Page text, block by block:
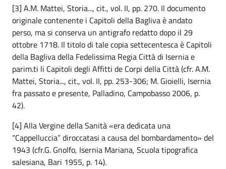
[3] A.M. Mattei, Storia..., cit., vol. II, pp. 270. Il documento
originale contenente i Capitoli della Bagliva è andato
perso, ma si conserva un antigrafo redatto dopo il 29
ottobre 1718. Il titolo di tale copia settecentesca è Capitoli
della Bagliva della Fedelissima Regia Città di Isernia e
parim.ti li Capitoli degli Affitti de Corpi della Città (cfr. A.M.
Mattei, Storia..., cit., vol. II, pp. 253-306; M. Gioielli, Isernia
fra passato e presente, Palladino, Campobasso 2006, p.
42).
[4] Alla Vergine della Sanità «era dedicata una
“Cappelluccia” diroccatasi a causa del bombardamento» del
1943 (cfr.G. Gnolfo, Isernia Mariana, Scuola tipografica
salesiana, Bari 1955, p. 14).